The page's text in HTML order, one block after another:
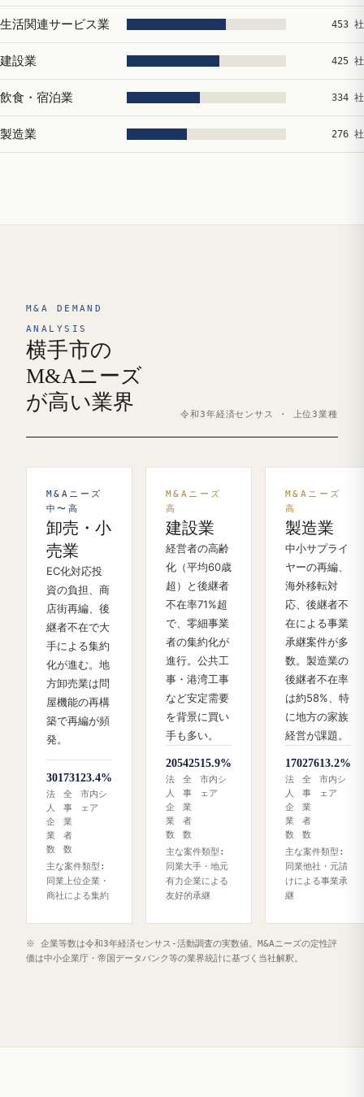
生活関連サービス業 453 社
建設業 425 社
飲食・宿泊業 334 社
製造業 276 社
M&A DEMAND
ANALYSIS
横手市の
M&Aニーズ
が高い業界
令和3年経済センサス · 上位3業種
M&Aニーズ
中〜高
卸売・小
売業
EC化対応投
資の負担、商
店街再編、後
継者不在で大
手による集約
化が進む。地
方卸売業は問
屋機能の再構
築で再編が頻
発。
301
法
人
企
業
数
731
全
事
業
者
数
23.4%
市内シ
ェア
主な案件類型:
同業上位企業・
商社による集約
M&Aニーズ
高
建設業
経営者の高齢
化（平均60歳
超）と後継者
不在率71%超
で、零細事業
者の集約化が
進行。公共工
事・港湾工事
など安定需要
を背景に買い
手も多い。
205
法
人
企
業
数
425
全
事
業
者
数
15.9%
市内シ
ェア
主な案件類型:
同業大手・地元
有力企業による
友好的承継
M&Aニーズ
高
製造業
中小サプライ
ヤーの再編、
海外移転対
応、後継者不
在による事業
承継案件が多
数。製造業の
後継者不在率
は約58%、特
に地方の家族
経営が課題。
170
法
人
企
業
数
276
全
事
業
者
数
13.2%
市内シ
ェア
主な案件類型:
同業他社・元請
けによる事業承
継
※ 企業等数は令和3年経済センサス‐活動調査の実数値。M&Aニーズの定性評
価は中小企業庁・帝国データバンク等の業界統計に基づく当社解釈。